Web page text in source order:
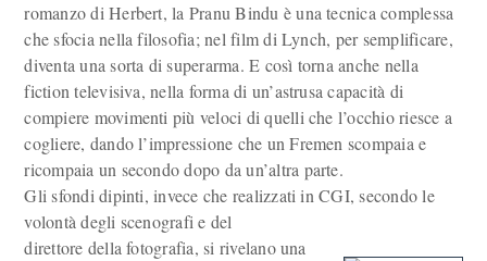
romanzo di Herbert, la Pranu Bindu è una tecnica complessa
che sfocia nella filosofia; nel film di Lynch, per semplificare,
diventa una sorta di superarma. E così torna anche nella
fiction televisiva, nella forma di un’astrusa capacità di
compiere movimenti più veloci di quelli che l’occhio riesce a
cogliere, dando l’impressione che un Fremen scompaia e
ricompaia un secondo dopo da un’altra parte.
Gli sfondi dipinti, invece che realizzati in CGI, secondo le
volontà degli scenografi e del
direttore della fotografia, si rivelano una